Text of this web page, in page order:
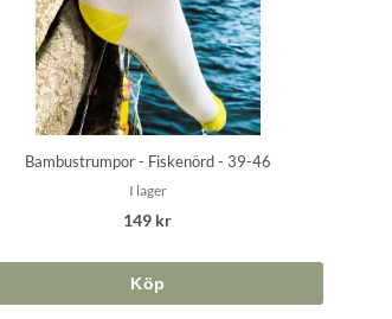
Bambustrumpor - Fiskenörd - 39-46
I lager
149 kr
Köp